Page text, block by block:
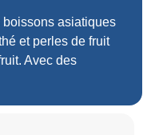
boissons asiatiques
et perles de fruit
Avec des